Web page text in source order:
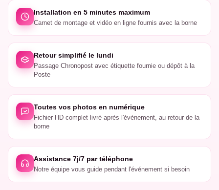
Installation en 5 minutes maximum
Carnet de montage et vidéo en ligne fournis avec la borne
Retour simplifié le lundi
Passage Chronopost avec étiquette fournie ou dépôt à la
Poste
Toutes vos photos en numérique
Fichier HD complet livré après l'événement, au retour de la
borne
Assistance 7j/7 par téléphone
Notre équipe vous guide pendant l'événement si besoin